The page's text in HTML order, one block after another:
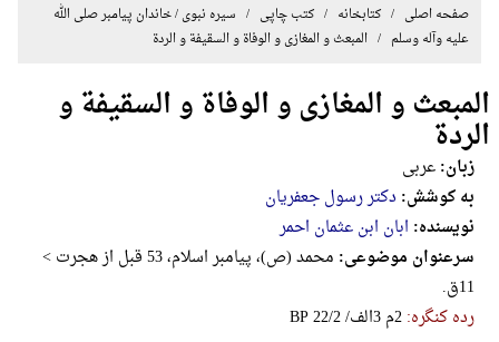
صفحه اصلی / کتابخانه /کتب چاپی / سیره نبوی / خاندان پیامبر صلی الله
علیه وآله وسلم / المبعث و المغازی و الوفاة و السقیفة و الردة
المبعث و المغازی و الوفاة و السقیفة و
الردة
زبان:عربی
به کوشش: دکتر رسول جعفریان
نویسنده: ابان ابن عثمان احمر
سرعنوان موضوعی:
محمد (ص)، پیامبر اسلام، 53 قبل ‌از ‌هجرت >
11ق.
رده کنگره:‎B‎P‎ ‎2‎2‎/‎2‎ ‎/‎الف‎3‎ ‎م‎2